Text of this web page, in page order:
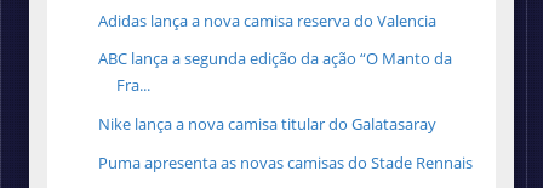
Adidas lança a nova camisa reserva do Valencia
ABC lança a segunda edição da ação “O Manto da
Fra...
Nike lança a nova camisa titular do Galatasaray
Puma apresenta as novas camisas do Stade Rennais